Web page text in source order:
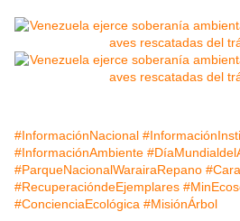
#InformaciónNacional
#InformaciónAmbiente
#ParqueNacionalWarairaRepano
#RecuperacióndeEjemplares
#ConcienciaEcológica #MisiónÁrbol